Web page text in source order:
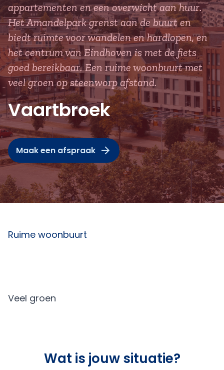
appartementen en een overwicht aan huur.
Het Amandelpark grenst aan de buurt en
biedt ruimte voor wandelen en hardlopen, en
het centrum van Eindhoven is met de fiets
goed bereikbaar. Een ruime woonbuurt met
veel groen op steenworp afstand.
Vaartbroek
Maak een afspraak
Ruime woonbuurt
Veel groen
Wat is jouw situatie?